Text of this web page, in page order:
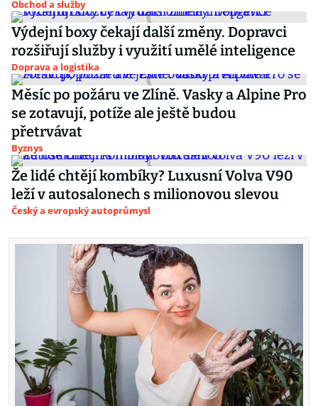
Obchod a služby
Výdejní boxy čekají další změny. Dopravci
rozšiřují služby i využití umělé inteligence
Doprava a logistika
Měsíc po požáru ve Zlíně. Vasky a Alpine Pro
se zotavují, potíže ale ještě budou
přetrvávat
Byznys
Že lidé chtějí kombíky? Luxusní Volva V90
leží v autosalonech s milionovou slevou
Český a evropský autoprůmysl